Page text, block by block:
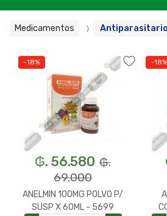
Medicamentos
-18%
₲. 56.580 ₲.
69.000
ANELMIN 100MG POLVO P/
SUSP X 60ML - 5699
-18%